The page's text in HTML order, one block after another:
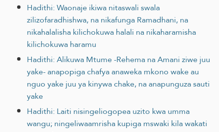
Hadithi: Waonaje ikiwa nitaswali swala
zilizofaradhishwa, na nikafunga Ramadhani, na
nikahalalisha kilichokuwa halali na nikaharamisha
kilichokuwa haramu
Hadithi: Alikuwa Mtume -Rehema na Amani ziwe juu
yake- anapopiga chafya anaweka mkono wake au
nguo yake juu ya kinywa chake, na anapunguza sauti
yake
Hadithi: Laiti nisingeliogopea uzito kwa umma
wangu; ningeliwaamrisha kupiga mswaki kila wakati